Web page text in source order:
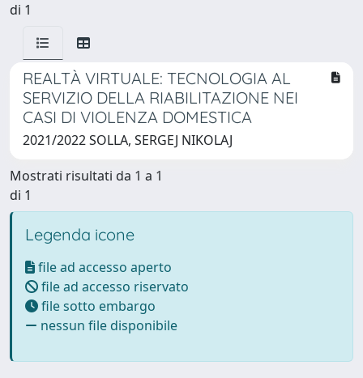
di 1
REALTÀ VIRTUALE: TECNOLOGIA AL
SERVIZIO DELLA RIABILITAZIONE NEI
CASI DI VIOLENZA DOMESTICA
2021/2022 SOLLA, SERGEJ NIKOLAJ
Mostrati risultati da 1 a 1
di 1
Legenda icone
file ad accesso aperto
file ad accesso riservato
file sotto embargo
nessun file disponibile